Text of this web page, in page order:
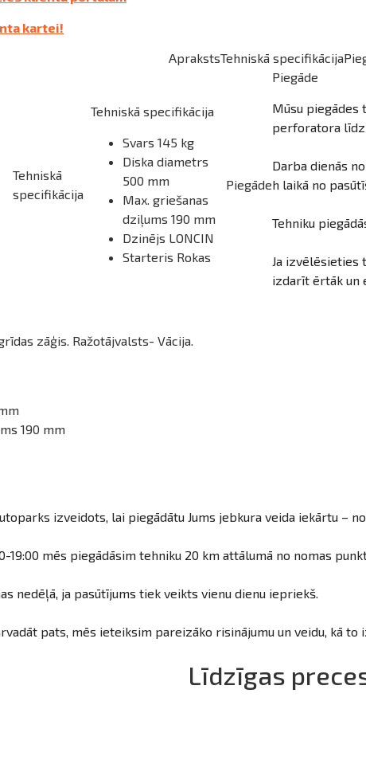
kartei!
AprakstsTehniskā specifikācija
Tehniskā
specifikācija
Tehniskā specifikācija
Svars 145 kg
Diska diametrs
500 mm
Max. griešanas
dziļums 190 mm
Dzinējs LONCIN
Starteris Rokas
Piegāde
Piegāde
Mūsu piegādes
perforatora līdz
Darba dienās
h laikā no
Tehniku
Ja izvēlēsieties
izdarīt ērtāk un
zāģis. Ražotājvalsts- Vācija.
190 mm
izveidots, lai piegādātu Jums jebkura veida iekārtu –
19:00 mēs piegādāsim tehniku 20 km attālumā no nomas
nedēļā, ja pasūtījums tiek veikts vienu dienu iepriekš.
pats, mēs ieteiksim pareizāko risinājumu un veidu, kā to
Līdzīgas